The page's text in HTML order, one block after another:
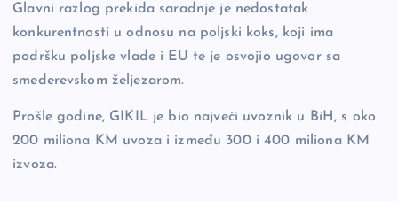
Glavni razlog prekida saradnje je nedostatak
konkurentnosti u odnosu na poljski koks, koji ima
podršku poljske vlade i EU te je osvojio ugovor sa
smederevskom željezarom.
Prošle godine, GIKIL je bio najveći uvoznik u BiH, s oko
200 miliona KM uvoza i između 300 i 400 miliona KM
izvoza.